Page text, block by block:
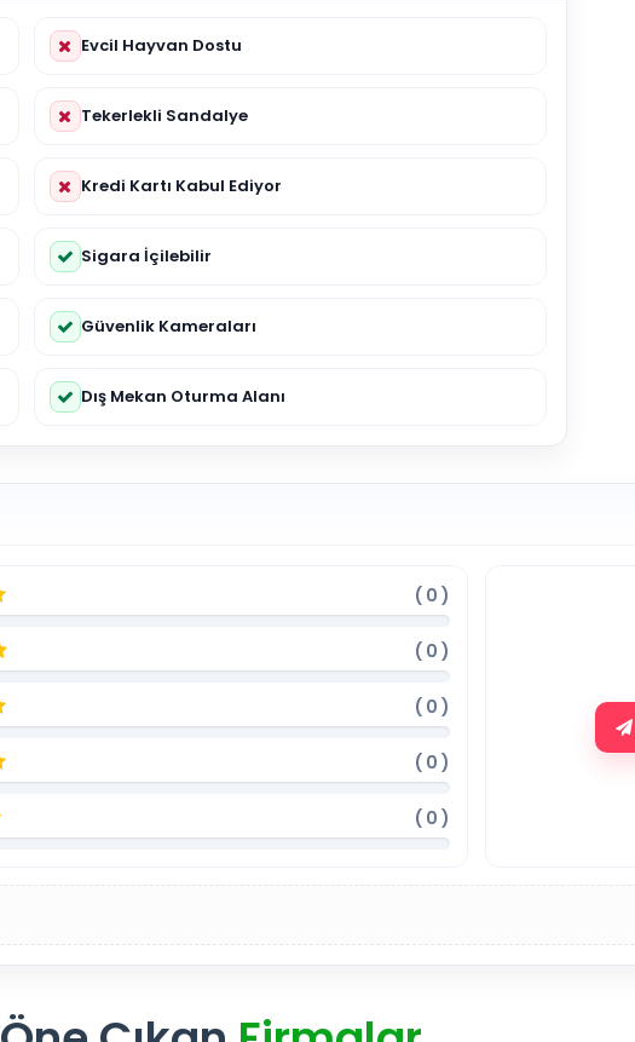
Evcil Hayvan Dostu
Tekerlekli Sandalye
Kredi Kartı Kabul Ediyor
Sigara İçilebilir
Güvenlik Kameraları
Dış Mekan Oturma Alanı
( 0 )
( 0 )
( 0 )
( 0 )
( 0 )